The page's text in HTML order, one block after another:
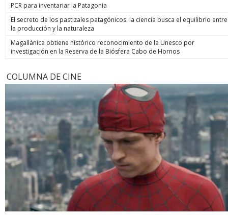
PCR para inventariar la Patagonia
El secreto de los pastizales patagónicos: la ciencia busca el equilibrio entre
la producción y la naturaleza
Magallánica obtiene histórico reconocimiento de la Unesco por
investigación en la Reserva de la Biósfera Cabo de Hornos
COLUMNA DE CINE